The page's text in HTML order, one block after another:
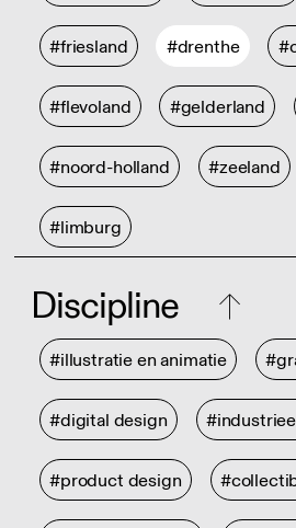
#friesland #drenthe
#flevoland #gelderland
#noord-holland #zeeland
#limburg
Discipline
#illustratie en animatie
#digital design
#product design